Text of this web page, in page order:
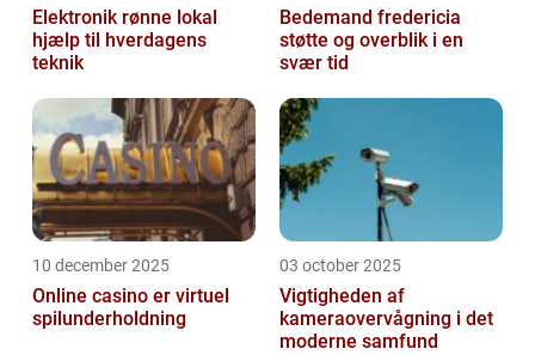
Elektronik rønne lokal
hjælp til hverdagens
teknik
Bedemand fredericia
støtte og overblik i en
svær tid
10 december 2025
Online casino er virtuel
spilunderholdning
03 october 2025
Vigtigheden af
kameraovervågning i det
moderne samfund